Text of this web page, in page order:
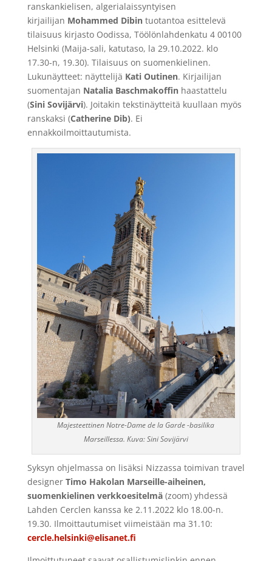
ranskankielisen, algerialaissyntyisen
kirjailijan Mohammed Dibintuotantoa esittelevä
tilaisuus kirjasto Oodissa, Töölönlahdenkatu 4 00100
Helsinki (Maija-sali, katutaso, la 29.10.2022. klo
17.30-n, 19.30). Tilaisuus on suomenkielinen.
Lukunäytteet: näyttelijä Kati Outinen. Kirjailijan
suomentajan Natalia Baschmakoffin haastattelu
(Sini Sovijärvi). Joitakin tekstinäytteitä kuullaan myös
ranskaksi (Catherine Dib). Ei
ennakkoilmoittautumista.
Majesteettinen Notre-Dame de la Garde -basilika
Marseillessa. Kuva: Sini Sovijärvi
Syksyn ohjelmassa on lisäksi Nizzassa toimivan travel
designer Timo Hakolan Marseille-aiheinen,
suomenkielinen verkkoesitelmä (zoom) yhdessä
Lahden Cerclen kanssa ke 2.11.2022 klo 18.00-n.
19.30. Ilmoittautumiset viimeistään ma 31.10:
cercle.helsinki@elisanet.fi